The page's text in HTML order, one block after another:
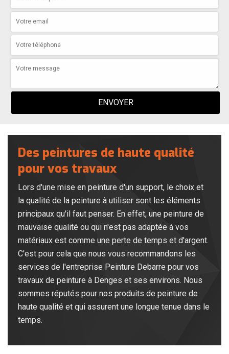
Des peintures de haute qualité
pour vos travaux
Lors d'une mise en peinture d'un support, le choix et
la qualité de la peinture à utiliser sont les éléments
principaux qu'il faut penser. En effet, une peinture de
mauvaise qualité ou qui n'est pas adaptée à vos
matériaux est comme une perte de temps et d'argent.
C'est pour cela que nous vous recommandons les
services de l'entreprise Peinture Debarre pour vos
travaux de peinture à Denges et ses environs. Nous
sommes réputés pour nos produits de peinture de
haute qualité et qui assurent une longue tenue dans le
temps.